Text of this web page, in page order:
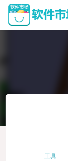
工具